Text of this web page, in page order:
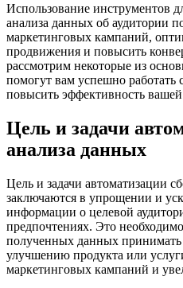
Использование инструментов
анализа данных об аудитории
маркетинговых кампаний,
продвижения и повысить
рассмотрим некоторые из
помогут вам успешно
повысить эффективность
Цель и задачи
анализа данных
Цель и задачи автоматизации
заключаются в упрощении и
информации о целевой
предпочтениях. Это
полученных данных
улучшению продукта или
маркетинговых кампаний и